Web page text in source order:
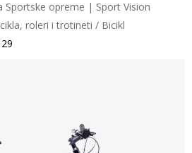
Sportske opreme | Sport Vision
roleri i trotineti
Bicikl